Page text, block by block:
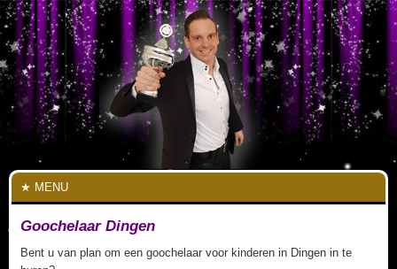
MENU
Goochelaar Dingen
Bent u van plan om een goochelaar voor kinderen in Dingen in te